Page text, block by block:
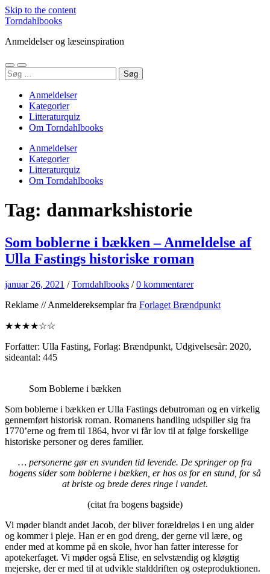
Skip to the content
Torndahlbooks
Anmeldelser og læseinspiration
Toggle
mobile
Toggle
search
Søg
efter:
Anmeldelser
Kategorier
Litteraturquiz
Om Torndahlbooks
Anmeldelser
Kategorier
Litteraturquiz
Om Torndahlbooks
Tag: danmarkshistorie
Som boblerne i bækken – Anmeldelse af
Ulla Fastings historiske roman
januar 26, 2021 /Torndahlbooks /0 kommentarer
Reklame // Anmeldereksemplar fra Forlaget Brændpunkt
★★★★☆☆
Forfatter: Ulla Fasting, Forlag: Brændpunkt, Udgivelsesår: 2020,
sideantal: 445
Som Boblerne i bækken
Som boblerne i bækken er Ulla Fastings debutroman og en virkelig
gennemført historisk roman. Romanens handling udspiller sig fra
1770’erne og frem til 1864, hvor vi får lov til at følge forskellige
historiske personer og deres familier.
… personerne gør en svunden tid levende. De springer op fra
bogens sider som boblerne i bækken, er hos os for en stund, for så
at briste og brede deres ringe i vandet.
(citat fra bogens bagside)
Vi møder blandt andet Jacob, der bliver forældreløs i en ung alder
og kommer i pleje. Han er en god dreng, der gerne vil lære, og
ender med at komme på en skole, hvor han fatter interesse for
apotekerfaget. Vi møder også Elise, en selvstændig og kløgtig
mejerske, der er med til at udvikle stalddriften og osteproduktionen.